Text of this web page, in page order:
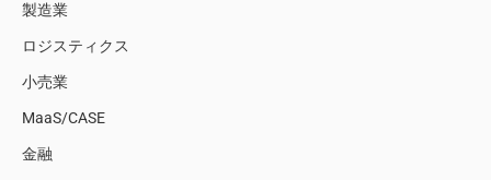
製造業
ロジスティクス
小売業
MaaS/CASE
金融